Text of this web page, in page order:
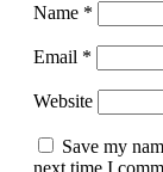
Name *
Email *
Website
Save my
next time I